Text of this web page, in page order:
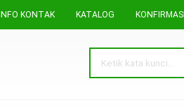
INFO KONTAK KATALOG KONFIRMASI